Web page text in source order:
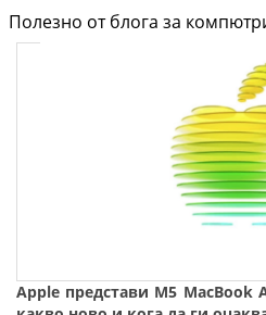
Полезно от блога за
Apple представи M5 MacBook